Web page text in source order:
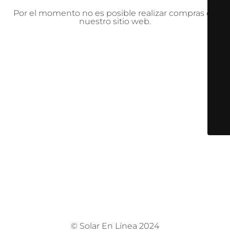
Por el momento no es posible realizar compras en
nuestro sitio web.
© Solar En Línea 2024